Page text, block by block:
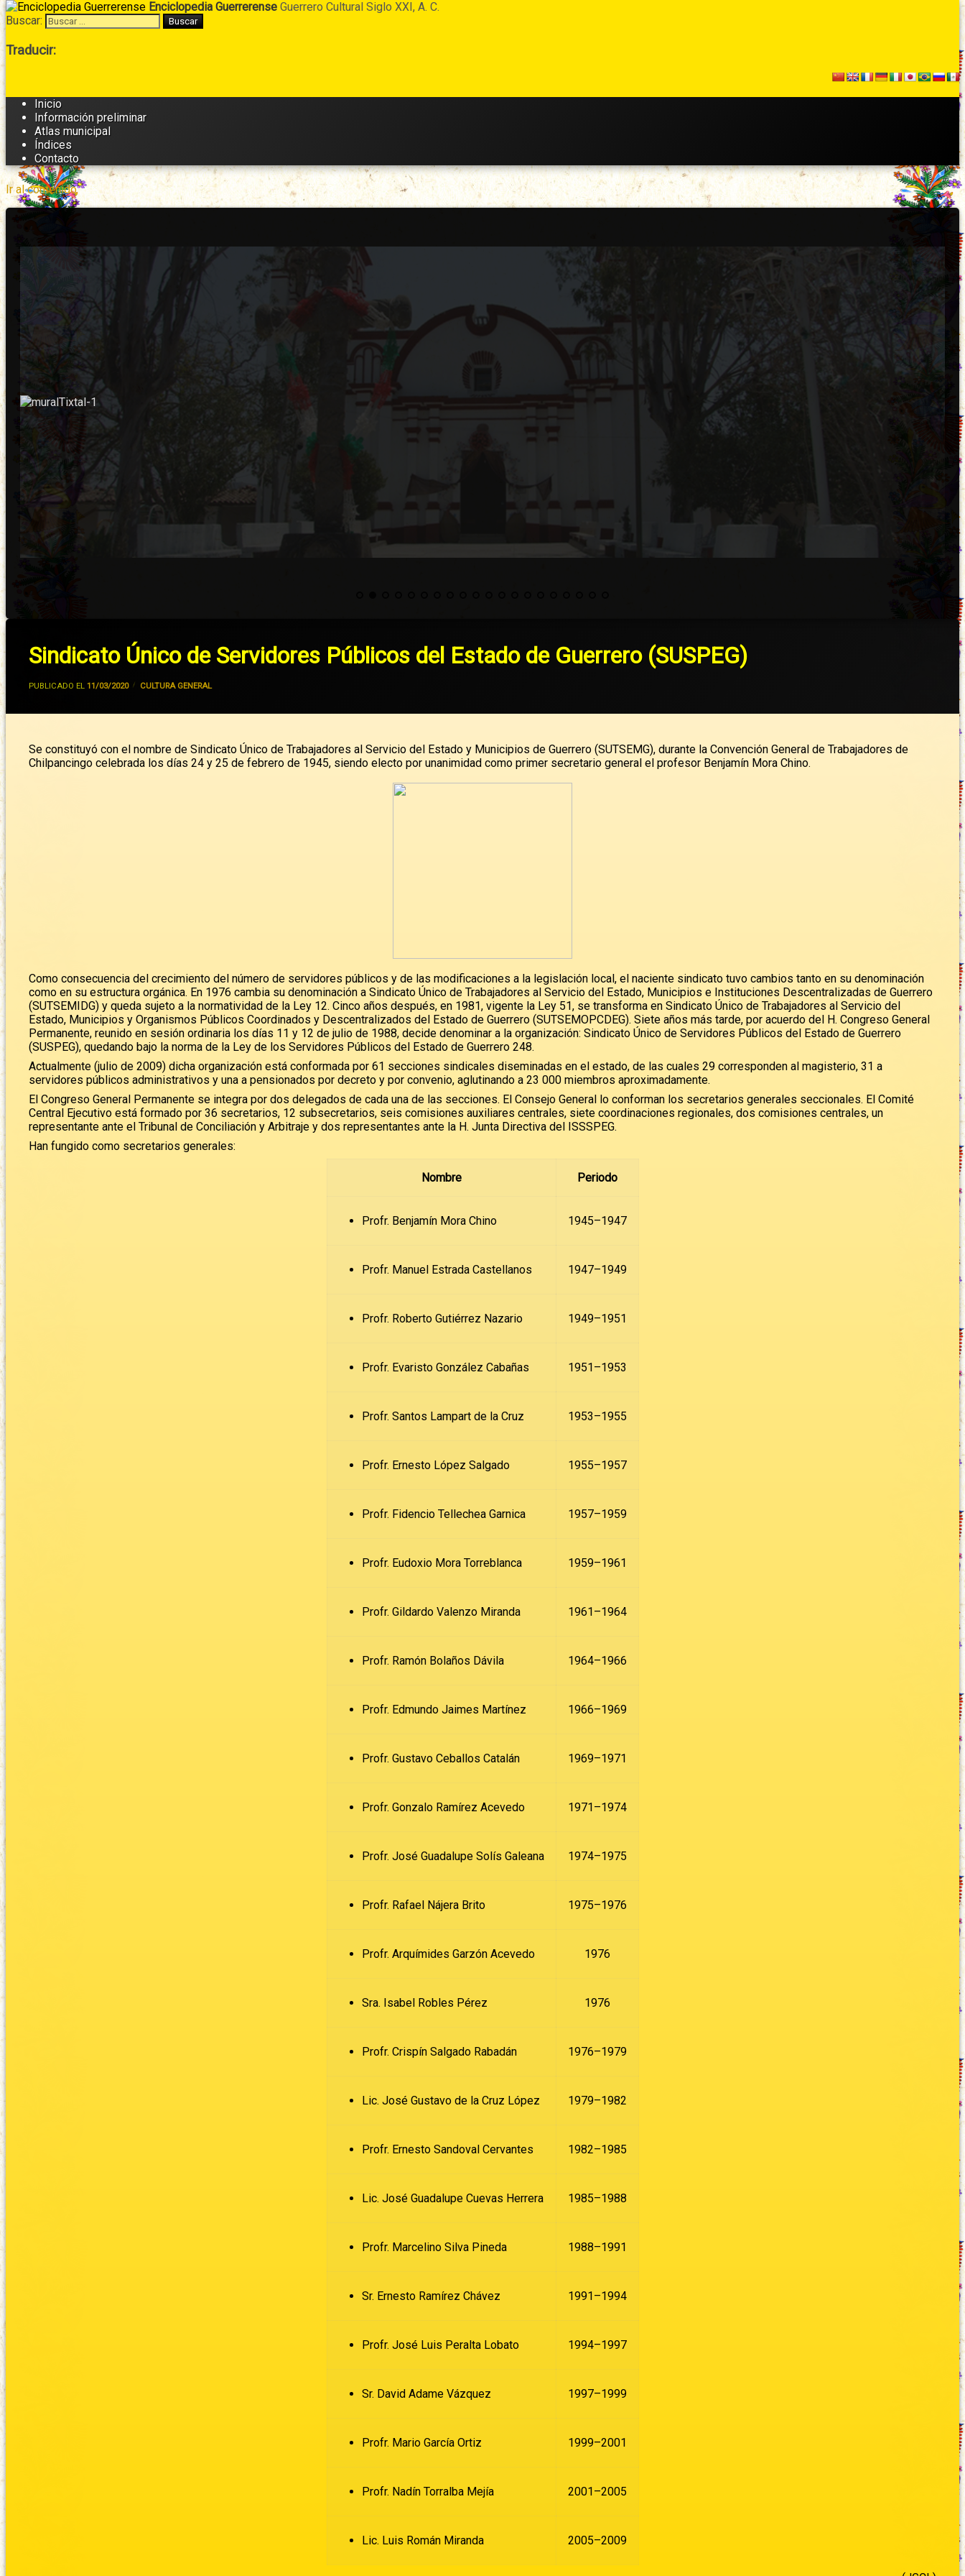
Ir al contenido
Enciclopedia Guerrerense Guerrero Cultural Siglo XXI, A. C.
Buscar:
Cabecera
Secundario
Traducir:
Inicio
Información preliminar
Atlas municipal
Índices
Contacto
Arriba
Sindicato Único de Servidores Públicos del Estado de Guerrero (SUSPEG)
PUBLICADO EL 11/03/2020
PORJIVANCM
CATEGORÍAS:
CULTURA GENERAL
Se constituyó con el nombre de Sindicato Único de Trabajadores al Servicio del Estado y Municipios de Guerrero (SUTSEMG), durante la Convención General de Trabajadores de
Chilpancingo celebrada los días 24 y 25 de febrero de 1945, siendo electo por unanimidad como primer secretario general el profesor Benjamín Mora Chino.
Como consecuencia del crecimiento del número de servidores públicos y de las modificaciones a la legislación local, el naciente sindicato tuvo cambios tanto en su denominación
como en su estructura orgánica. En 1976 cambia su denominación a Sindicato Único de Trabajadores al Servicio del Estado, Municipios e Instituciones Descentralizadas de Guerrero
(SUTSEMIDG) y queda sujeto a la normatividad de la Ley 12. Cinco años después, en 1981, vigente la Ley 51, se transforma en Sindicato Único de Trabajadores al Servicio del
Estado, Municipios y Organismos Públicos Coordinados y Descentralizados del Estado de Guerrero (SUTSEMOPCDEG). Siete años más tarde, por acuerdo del H. Congreso General
Permanente, reunido en sesión ordinaria los días 11 y 12 de julio de 1988, decide denominar a la organización: Sindicato Único de Servidores Públicos del Estado de Guerrero
(SUSPEG), quedando bajo la norma de la Ley de los Servidores Públicos del Estado de Guerrero 248.
Actualmente (julio de 2009) dicha organización está conformada por 61 secciones sindicales diseminadas en el estado, de las cuales 29 corresponden al magisterio, 31 a
servidores públicos administrativos y una a pensionados por decreto y por convenio, aglutinando a 23 000 miembros aproximadamente.
El Congreso General Permanente se integra por dos delegados de cada una de las secciones. El Consejo General lo conforman los secretarios generales seccionales. El Comité
Central Ejecutivo está formado por 36 secretarios, 12 subsecretarios, seis comisiones auxiliares centrales, siete coordinaciones regionales, dos comisiones centrales, un
representante ante el Tribunal de Conciliación y Arbitraje y dos representantes ante la H. Junta Directiva del ISSSPEG.
Han fungido como secretarios generales:
Nombre Periodo
Profr. Benjamín Mora Chino 1945–1947
Profr. Manuel Estrada Castellanos 1947–1949
Profr. Roberto Gutiérrez Nazario 1949–1951
Profr. Evaristo González Cabañas 1951–1953
Profr. Santos Lampart de la Cruz 1953–1955
Profr. Ernesto López Salgado 1955–1957
Profr. Fidencio Tellechea Garnica 1957–1959
Profr. Eudoxio Mora Torreblanca 1959–1961
Profr. Gildardo Valenzo Miranda 1961–1964
Profr. Ramón Bolaños Dávila 1964–1966
Profr. Edmundo Jaimes Martínez 1966–1969
Profr. Gustavo Ceballos Catalán 1969–1971
Profr. Gonzalo Ramírez Acevedo 1971–1974
Profr. José Guadalupe Solís Galeana 1974–1975
Profr. Rafael Nájera Brito 1975–1976
Profr. Arquímides Garzón Acevedo 1976
Sra. Isabel Robles Pérez 1976
Profr. Crispín Salgado Rabadán 1976–1979
Lic. José Gustavo de la Cruz López 1979–1982
Profr. Ernesto Sandoval Cervantes 1982–1985
Lic. José Guadalupe Cuevas Herrera 1985–1988
Profr. Marcelino Silva Pineda 1988–1991
Sr. Ernesto Ramírez Chávez 1991–1994
Profr. José Luis Peralta Lobato 1994–1997
Sr. David Adame Vázquez 1997–1999
Profr. Mario García Ortiz 1999–2001
Profr. Nadín Torralba Mejía 2001–2005
Lic. Luis Román Miranda 2005–2009
lateral
derecha